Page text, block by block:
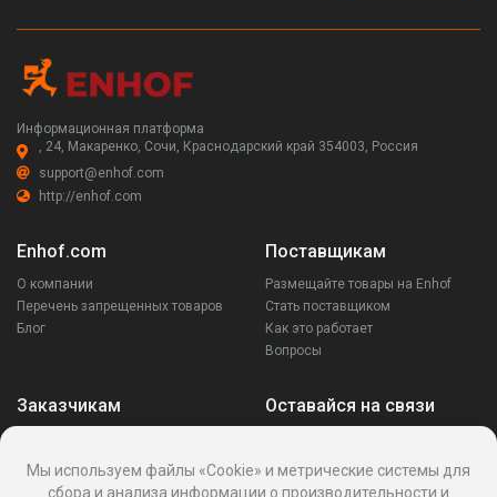
Информационная платформа
, 24, Макаренко, Сочи, Краснодарский край 354003, Россия
support@enhof.com
http://enhof.com
Enhof.com
О компании
Перечень запрещенных товаров
Блог
Поставщикам
Размещайте товары на Enhof
Стать поставщиком
Как это работает
Вопросы
Заказчикам Оставайся на связи
Мы используем файлы «Cookie» и метрические системы для
сбора и анализа информации о производительности и